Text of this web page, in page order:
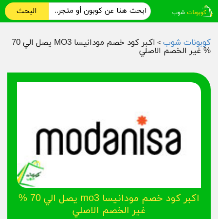
البحث
كوبونات شوب > اكبر كود خصم مودانيسا MO3 يصل الي 70
% غير الخصم الاصلي
اكبر كود خصم مودانيسا mo3 يصل الي 70 %
غير الخصم الاصلي